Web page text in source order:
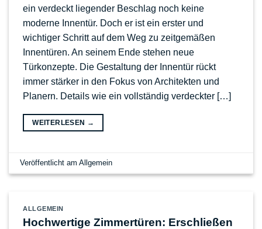
ein verdeckt liegender Beschlag noch keine
moderne Innentür. Doch er ist ein erster und
wichtiger Schritt auf dem Weg zu zeitgemäßen
Innentüren. An seinem Ende stehen neue
Türkonzepte. Die Gestaltung der Innentür rückt
immer stärker in den Fokus von Architekten und
Planern. Details wie ein vollständig verdeckter […]
WEITERLESEN →
Veröffentlicht amAllgemein
ALLGEMEIN
Hochwertige Zimmertüren: Erschließen